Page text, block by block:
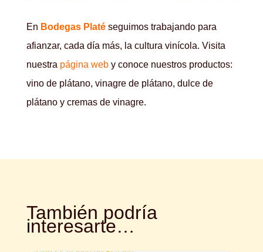
En Bodegas Platéseguimos trabajando para
afianzar, cada día más, la cultura vinícola. Visita
nuestra página weby conoce nuestros productos:
vino de plátano, vinagre de plátano, dulce de
plátano y cremas de vinagre.
También podría
interesarte…